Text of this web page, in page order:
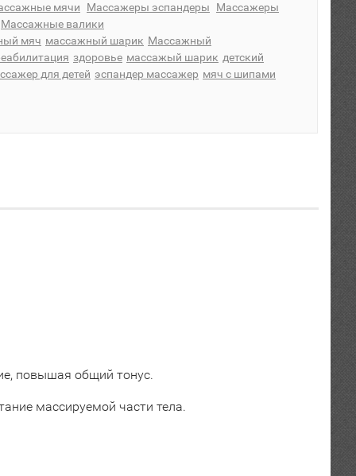
мячи Массажеры эспандеры
Массажеры
Массажные валики
мяч массажный шарик Массажный
здоровье массажый шарик детский
для детей эспандер массажер мяч с шипами
повышая общий тонус.
массируемой части тела.